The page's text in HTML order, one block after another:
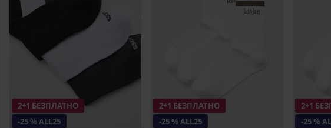
2+1 БЕЗПЛАТНО
-25 % ALL25
2+1 БЕЗПЛАТНО
-25 % ALL25
2+1
-25 %